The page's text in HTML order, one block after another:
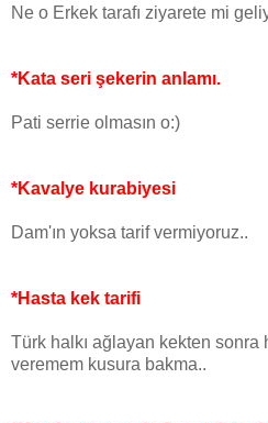
Ne o Erkek tarafı ziyarete mi
*Kata seri şekerin anlamı.
Pati serrie olmasın o:)
*Kavalye kurabiyesi
Dam'ın yoksa tarif vermiyoruz..
*Hasta kek tarifi
Türk halkı ağlayan kekten sonra
veremem kusura bakma..